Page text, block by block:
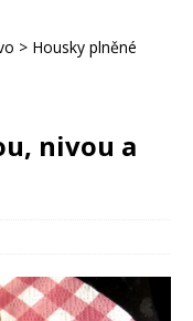
> Housky plněné
nivou a